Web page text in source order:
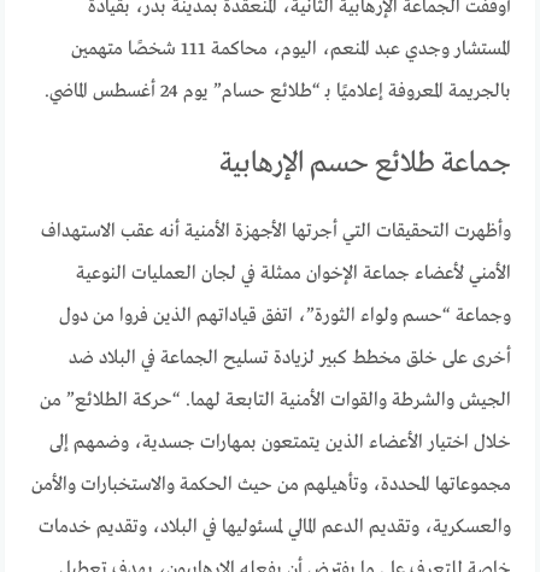
أوقفت الجماعة الإرهابية الثانية، المنعقدة بمدينة بدر، بقيادة
المستشار وجدي عبد المنعم، اليوم، محاكمة 111 شخصًا متهمين
بالجريمة المعروفة إعلاميًا بـ “طلائع حسام” يوم 24 أغسطس الماضي.
جماعة طلائع حسم الإرهابية
وأظهرت التحقيقات التي أجرتها الأجهزة الأمنية أنه عقب الاستهداف
الأمني ​​لأعضاء جماعة الإخوان ممثلة في لجان العمليات النوعية
وجماعة “حسم ولواء الثورة”، اتفق قياداتهم الذين فروا من دول
أخرى على خلق مخطط كبير لزيادة تسليح الجماعة في البلاد ضد
الجيش والشرطة والقوات الأمنية التابعة لهما. “حركة الطلائع” من
خلال اختيار الأعضاء الذين يتمتعون بمهارات جسدية، وضمهم إلى
مجموعاتها المحددة، وتأهيلهم من حيث الحكمة والاستخبارات والأمن
والعسكرية، وتقديم الدعم المالي لمسئوليها في البلاد، وتقديم خدمات